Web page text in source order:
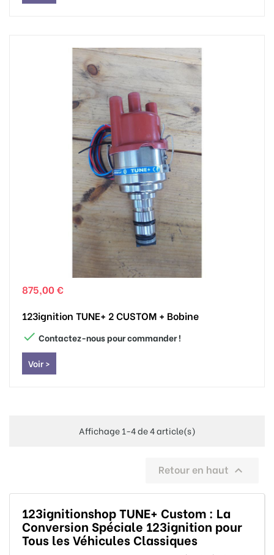
875,00 €
123ignition TUNE+ 2 CUSTOM + Bobine
 Contactez-nous pour commander !
Voir >
Affichage 1-4 de 4 article(s)
Retour en haut 
123ignitionshop TUNE+ Custom : La
Conversion Spéciale 123ignition pour
Tous les Véhicules Classiques